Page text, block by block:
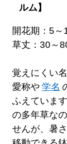
ルム】
開花期：5～
草丈：30～
覚えにくい
愛称や 学名
ふえていま
の多年草な
せんが、暑